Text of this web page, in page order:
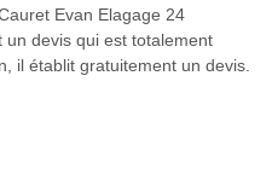
Evan Elagage 24
devis qui est totalement
il établit gratuitement un devis.